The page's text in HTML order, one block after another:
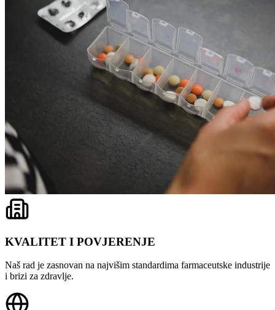
KVALITET I POVJERENJE
Naš rad je zasnovan na najvišim standardima farmaceutske industrije
i brizi za zdravlje.